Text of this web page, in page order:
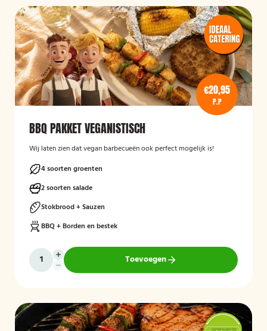
€20,95
P.P
BBQ PAKKET VEGANISTISCH
Wij laten zien dat vegan barbecueën ook perfect mogelijk is!
4 soorten groenten
2 soorten salade
Stokbrood + Sauzen
BBQ + Borden en bestek
Toevoegen